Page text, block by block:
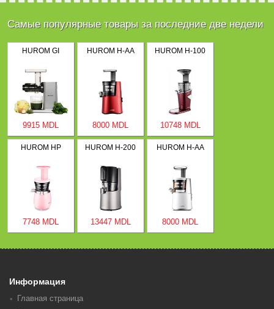
Самые популярные товары за последние две недели
HUROM GI
9915 MDL
HUROM H-AA
8000 MDL
HUROM H-100
10748 MDL
HUROM HP
7748 MDL
HUROM H-200
13447 MDL
HUROM H-AA
8000 MDL
Информация
Главная страница